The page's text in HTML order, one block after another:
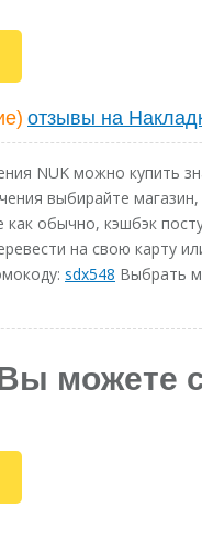
отзывы на
NUK можно купить
выбирайте
как обычно, кэшбэк
на свою карту
sdx548 Выбрать
можете